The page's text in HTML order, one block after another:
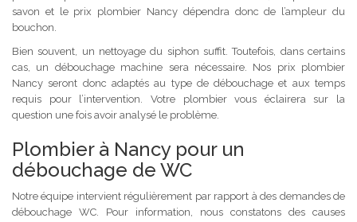
savon et le prix plombier Nancy dépendra donc de l’ampleur du
bouchon.
Bien souvent, un nettoyage du siphon suffit. Toutefois, dans certains
cas, un débouchage machine sera nécessaire. Nos prix plombier
Nancy seront donc adaptés au type de débouchage et aux temps
requis pour l’intervention. Votre plombier vous éclairera sur la
question une fois avoir analysé le problème.
Plombier à Nancy pour un
débouchage de WC
Notre équipe intervient régulièrement par rapport à des demandes de
débouchage WC. Pour information, nous constatons des causes